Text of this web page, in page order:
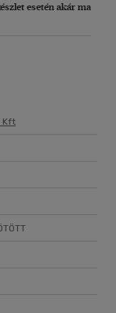
esetén akár ma
Kft